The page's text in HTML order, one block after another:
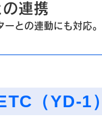
の連携
との連動にも対応。
（YD-1）